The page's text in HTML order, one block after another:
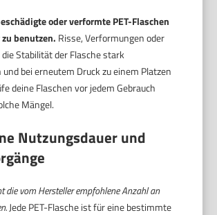
oder verformte PET-Flaschen
benutzen. Risse, Verformungen oder
Stabilität der Flasche stark
bei erneutem Druck zu einem Platzen
deine Flaschen vor jedem Gebrauch
Mängel.
Nutzungsdauer und
die vom Hersteller empfohlene Anzahl an
Jede PET-Flasche ist für eine bestimmte